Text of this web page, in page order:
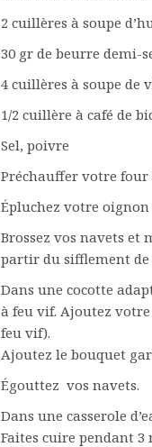
2 cuillères à soupe
30 gr de beurre demi-
4 cuillères à soupe de
1/2 cuillère à café de
Sel, poivre
Préchauffer votre four
Épluchez votre oignon
Brossez vos navets et
partir du sifflement de
Dans une cocotte
à feu vif. Ajoutez
feu vif).
Ajoutez le bouquet
Égouttez vos navets.
Dans une casserole
Faites cuire pendant